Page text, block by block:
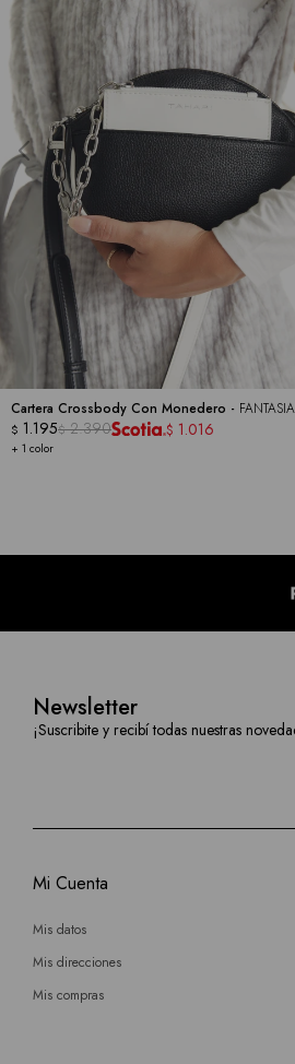
Cartera Crossbody Con Monedero - FANTASIA
TAHARI
+ 1 color
$ 1.195$ 2.390 $ 1.016
Newsletter
¡Suscribite y recibí todas nuestras
Mi Cuenta
Mis datos
Mis direcciones
Mis compras